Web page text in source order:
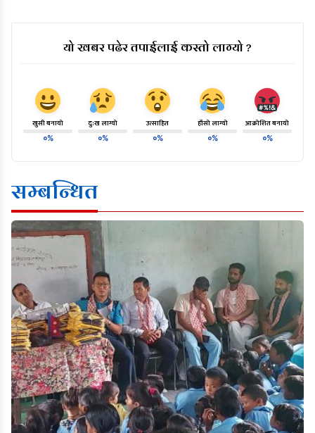
यो खबर पढेर तपाईलाई कस्तो लाग्यो ?
खुसी बनायो
०%
दु:ख लाग्यो
०%
उत्साहित
०%
हाँसो लाग्यो
०%
आक्रोशित बनायो
०%
सम्बन्धित